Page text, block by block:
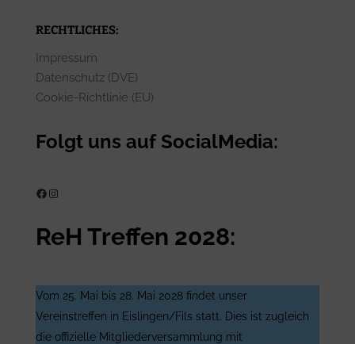
RECHTLICHES:
Impressum
Datenschutz (DVE)
Cookie-Richtlinie (EU)
Folgt uns auf SocialMedia:
ReH e.V. auf Facebook
ReH e.V. auf Instagram
ReH Treffen 2028:
Vom 25. Mai bis 28. Mai 2028 findet unser
Vereinstreffen in Eislingen/Fils statt. Dies ist zugleich
die offizielle Mitgliederversammlung mit